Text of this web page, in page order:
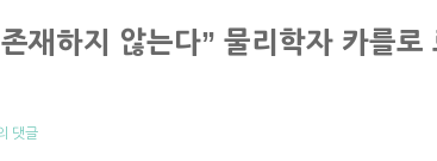
재하지 않는다” 물리학자 카를
댓글